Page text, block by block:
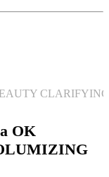
OK